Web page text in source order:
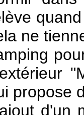
ne
propose
d'un